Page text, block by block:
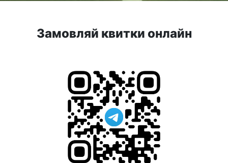
Замовляй квитки онлайн